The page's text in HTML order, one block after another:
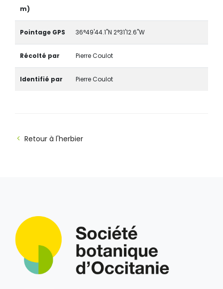
m)
Pointage GPS 36°49'44.1"N 2°31'12.6"W
Récolté par Pierre Coulot
Identifié par Pierre Coulot
Retour à l'herbier